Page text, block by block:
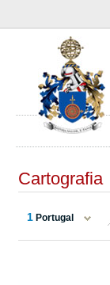
Cartografia
1 Portugal